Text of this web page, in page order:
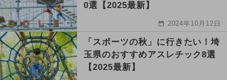
0選【2025最新】
2024年10月12日
「スポーツの秋」に行きたい！埼
玉県のおすすめアスレチック8選
【2025最新】